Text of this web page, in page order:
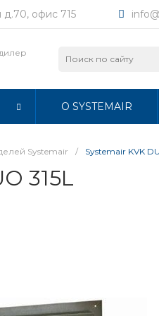
д.70, офис 715
О SYSTEMAIR
Systemair / Systemair KVK
315L